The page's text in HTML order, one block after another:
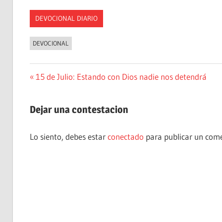
DEVOCIONAL DIARIO
DEVOCIONAL
Navegación
entradas
Entrada
15 de Julio: Estando con Dios nadie nos detendrá
Dejar una contestacion
Lo siento, debes estarconectado para publicar un